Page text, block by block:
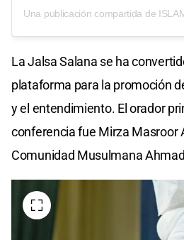
La Jalsa Salana se ha
plataforma para la promoción
y el entendimiento. El orador
conferencia fue Mirza Masroor
Comunidad Musulmana